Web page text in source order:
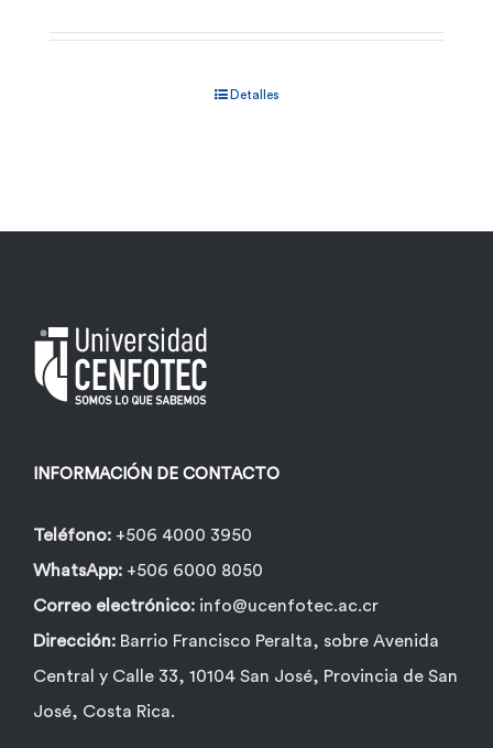
Detalles
INFORMACIÓN DE CONTACTO
Teléfono: +506 4000 3950
WhatsApp: +506 6000 8050
Correo electrónico: info@ucenfotec.ac.cr
Dirección: Barrio Francisco Peralta, sobre Avenida
Central y Calle 33, 10104 San José, Provincia de San
José, Costa Rica.